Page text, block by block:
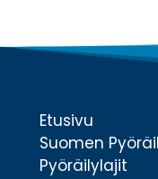
Etusivu
Suomen
Pyöräilylajit